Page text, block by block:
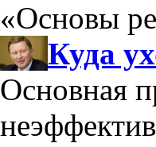
«Основы
Куда
Основная